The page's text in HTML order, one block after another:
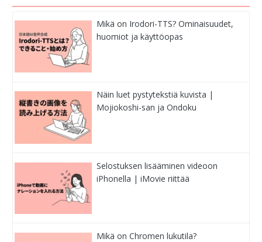
Mikä on Irodori-TTS? Ominaisuudet,
huomiot ja käyttöopas
Näin luet pystytekstiä kuvista |
Mojiokoshi-san ja Ondoku
Selostuksen lisääminen videoon
iPhonella | iMovie riittää
Mikä on Chromen lukutila?